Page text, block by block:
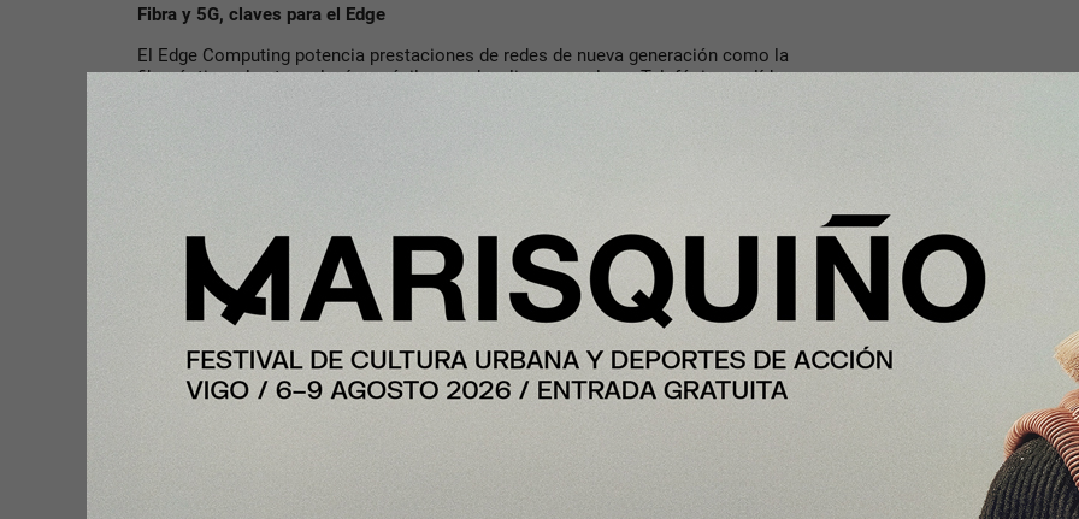
Fibra y 5G, claves para el Edge
El Edge Computing potencia prestaciones de redes de nueva generación como la
fibra óptica y las tecnologías móviles, un despliegue en el que Telefónica es líder.
su red, presente en zonas urbanas y rurales, gracias a una infraestructura sobre la
que el Plan Edge integra tecnología de software y hardware para ofrecer servicios
de comunicación y digitales.
Junto con la fibra FTTH y la red móvil 5G, el Edge ofrecerá la próxima generación
de servicios avanzados, pertenecientes a industria 4.0, conducción asistida,
logística, puertos, retail, comunicaciones masivas o gemelos digitales, entre
otros, servicios que harán posible una próxima ola de transformación digital de la
El Edge Computing encaja con el nuevo ecosistema de aplicaciones y casos de
transformación digital, incluidas las APIs en los objetivos del proyecto Open